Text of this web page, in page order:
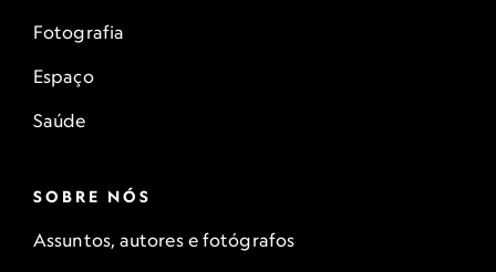
Fotografia
Espaço
Saúde
SOBRE NÓS
Assuntos, autores e fotógrafos